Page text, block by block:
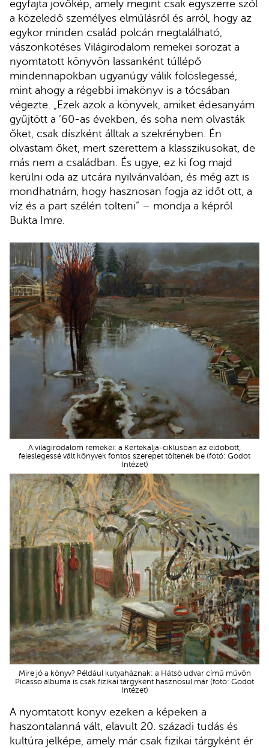
egyfajta jövőkép, amely megint csak egyszerre szól
a közeledő személyes elmúlásról és arról, hogy az
egykor minden család polcán megtalálható,
vászonkötéses Világirodalom remekei sorozat a
nyomtatott könyvön lassanként túllépő
mindennapokban ugyanúgy válik fölöslegessé,
mint ahogy a régebbi imakönyv is a tócsában
végezte. „Ezek azok a könyvek, amiket édesanyám
gyűjtött a ’60-as években, és soha nem olvasták
őket, csak díszként álltak a szekrényben. Én
olvastam őket, mert szerettem a klasszikusokat, de
más nem a családban. És ugye, ez ki fog majd
kerülni oda az utcára nyilvánvalóan, és még azt is
mondhatnám, hogy hasznosan fogja az időt ott, a
víz és a part szélén tölteni” – mondja a képről
Bukta Imre.
A világirodalom remekei: a Kertekalja-ciklusban az eldobott,
feleslegessé vált könyvek fontos szerepet töltenek be (fotó: Godot
Intézet)
Mire jó a könyv? Például kutyaháznak: a Hátsó udvar című művön
Picasso albuma is csak fizikai tárgyként hasznosul már (fotó: Godot
Intézet)
A nyomtatott könyv ezeken a képeken a
haszontalanná vált, elavult 20. századi tudás és
kultúra jelképe, amely már csak fizikai tárgyként ér